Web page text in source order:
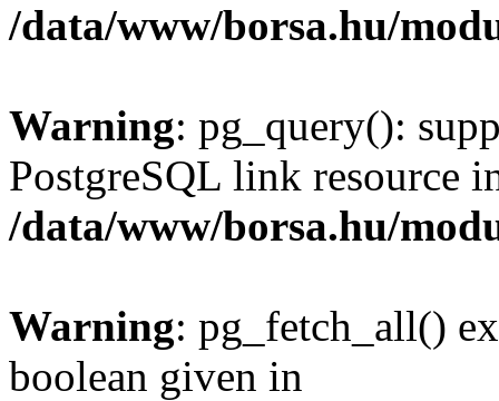
/data/www/borsa.hu/
Warning: pg_query():
PostgreSQL link resource
/data/www/borsa.hu/
Warning: pg_fetch_all()
boolean given in